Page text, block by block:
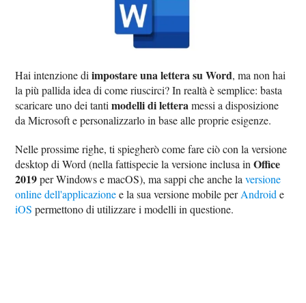
Hai intenzione diimpostare una lettera su Word, ma non hai
la più pallida idea di come riuscirci? In realtà è semplice: basta
scaricare uno dei tantimodelli di letteramessi a disposizione
da Microsoft e personalizzarlo in base alle proprie esigenze.
Nelle prossime righe, ti spiegherò come fare ciò con la versione
desktop di Word (nella fattispecie la versione inclusa inOffice
2019per Windows e macOS), ma sappi che anche laversione
online dell'applicazionee la sua versione mobile perAndroide
iOS permettono di utilizzare i modelli in questione.